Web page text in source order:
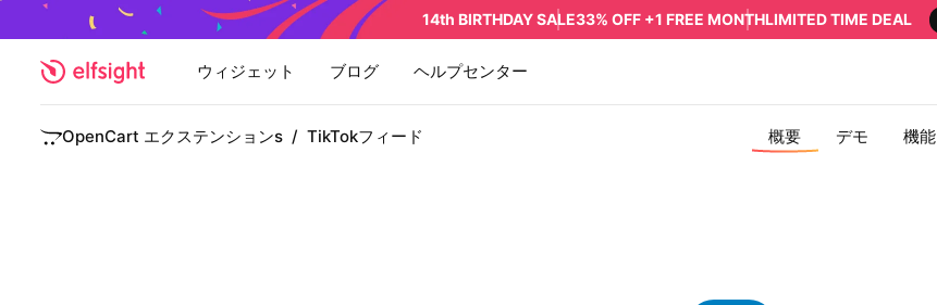
14th BIRTHDAY SALE33% OFF +1 FREE MONTHLIMITED TIME DEAL
ウィジェット ブログ ヘルプセンター
OpenCart エクステンションs / TikTokフィード 概要 デモ 機能